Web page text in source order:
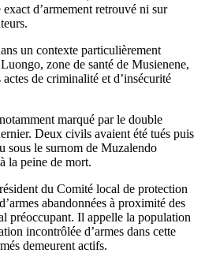
d’armement retrouvé ni sur
un contexte particulièrement
zone de santé de Musienene,
de criminalité et d’insécurité
marqué par le double
Deux civils avaient été tués puis
sous le surnom de Muzalendo
la peine de mort.
du Comité local de protection
abandonnées à proximité des
préoccupant. Il appelle la population
incontrôlée d’armes dans cette
demeurent actifs.